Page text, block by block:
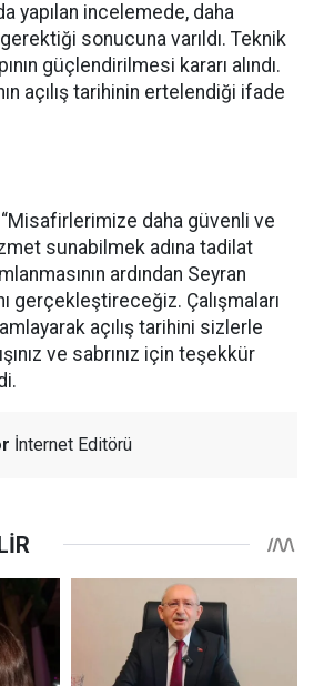
yapılan incelemede, daha
sonucuna varıldı. Teknik
güçlendirilmesi kararı alındı.
açılış tarihinin ertelendiği ifade
daha güvenli ve
sunabilmek adına tadilat
ardından Seyran
gerçekleştireceğiz. Çalışmaları
açılış tarihini sizlerle
ve sabrınız için teşekkür
İnternet Editörü